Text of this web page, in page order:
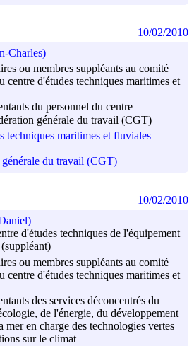
Charles)
ou membres suppléants au comité
centre d'études techniques maritimes et
du personnel du centre
générale du travail (CGT)
techniques maritimes et fluviales
du travail (CGT)
10/02/2010
d'études techniques de l'équipement
ou membres suppléants au comité
centre d'études techniques maritimes et
des services déconcentrés du
de l'énergie, du développement
mer en charge des technologies vertes
sur le climat
10/02/2010